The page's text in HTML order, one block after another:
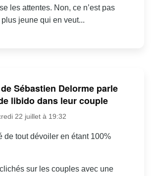
les attentes. Non, ce n’est pas
jeune qui en veut...
Sébastien Delorme parle
libido dans leur couple
22 juillet à 19:32
de tout dévoiler en étant 100%
sur les couples avec une